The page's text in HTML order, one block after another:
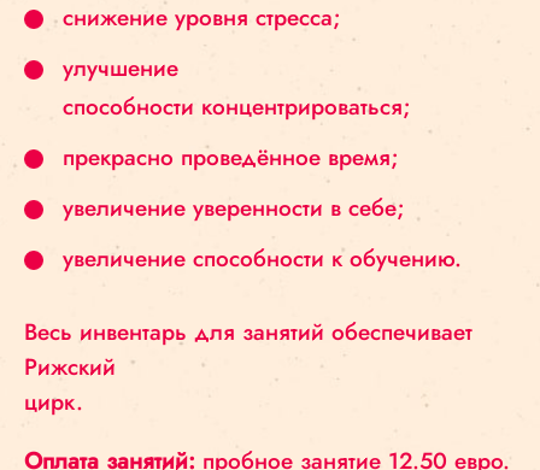
снижение уровня стресса;
улучшение
способности концентрироваться;
прекрасно проведённое время;
увеличение уверенности в себе;
увеличение способности к обучению.
Весь инвентарь для занятий обеспечивает
Рижский
цирк.
Оплата занятий: пробное занятие 12.50 евро.